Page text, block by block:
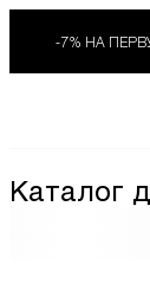
-7% НА
Каталог